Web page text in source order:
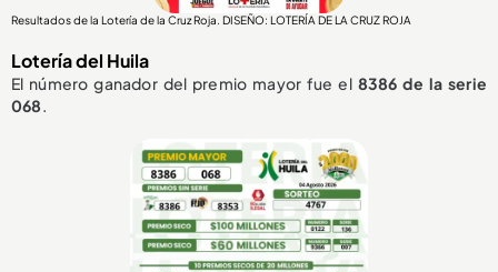
Resultados de la Lotería de la Cruz Roja. DISEÑO: LOTERÍA DE LA CRUZ ROJA
Lotería del Huila
El número ganador del premio mayor fue el 8386 de la serie
068.